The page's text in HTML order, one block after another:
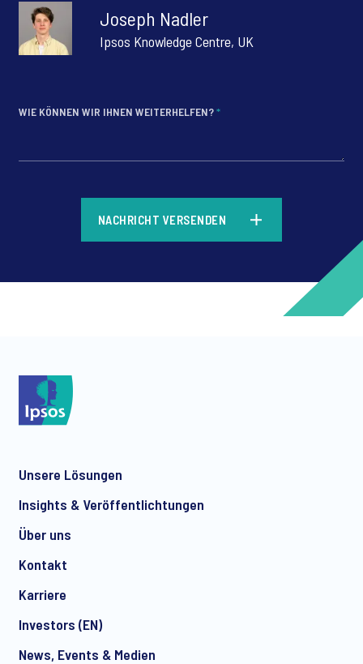
Joseph Nadler
Ipsos Knowledge Centre, UK
WIE KÖNNEN WIR IHNEN WEITERHELFEN?*
*
NACHRICHT VERSENDEN
Unsere Lösungen
Insights & Veröffentlichtungen
Über uns
Kontakt
Karriere
Investors (EN)
News, Events & Medien